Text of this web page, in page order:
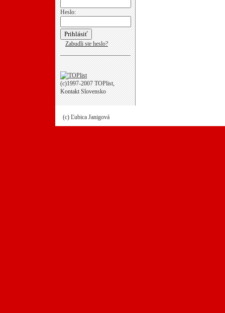
Heslo:
Zabudli ste heslo?
(c)1997-2007 TOPlist,
Kontakt Slovensko
(c) Ľubica Janigová